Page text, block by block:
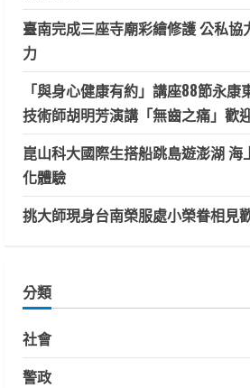
臺南完成三座寺廟彩繪修護 公私協
力
「與身心健康有約」講座88節永
技術師胡明芳演講「無齒之痛」歡
崑山科大國際生搭船跳島遊澎湖 海
化體驗
挑大師現身台南榮服處小榮眷相見
分類
社會
警政